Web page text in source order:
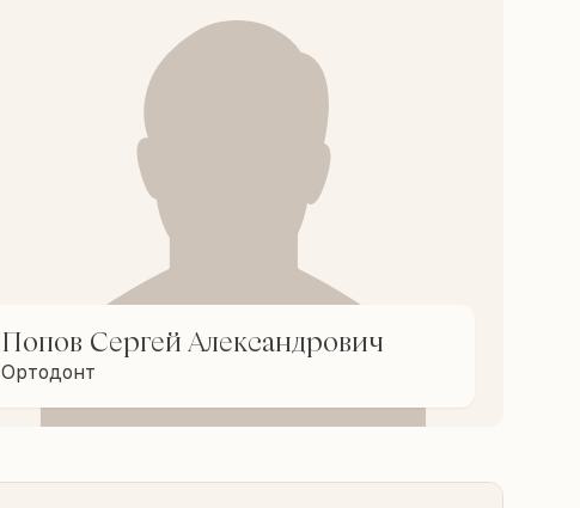
Попов Сергей Александрович
Ортодонт